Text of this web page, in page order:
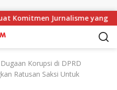
Jurnalisme yang
Korupsi di DPRD
Ratusan Saksi Untuk